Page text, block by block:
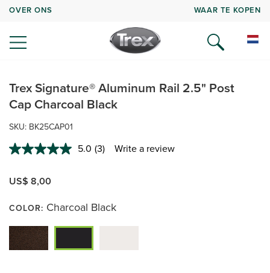
OVER ONS WAAR TE KOPEN
Trex Signature® Aluminum Rail 2.5" Post
Cap Charcoal Black
SKU: BK25CAP01
5.0 Read
link.
(3) Write a review
US$ 8,00
COLOR: Charcoal Black